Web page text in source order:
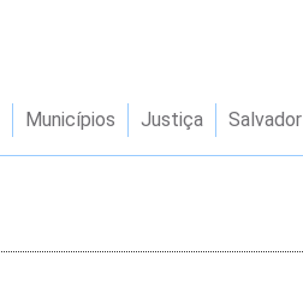
Municípios Justiça Salvador